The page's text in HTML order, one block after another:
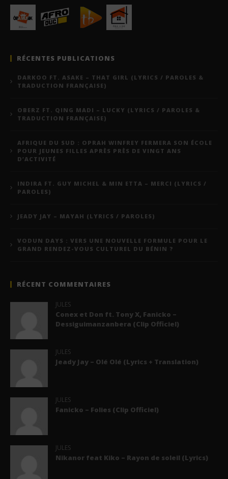
RÉCENTES PUBLICATIONS
DARKOO FT. ASAKE – THAT GIRL (LYRICS / PAROLES &
TRADUCTION FRANÇAISE)
OBERZ FT. QING MADI – LUCKY (LYRICS / PAROLES &
TRADUCTION FRANÇAISE)
AFRIQUE DU SUD : OPRAH WINFREY FERMERA SON ÉCOLE
POUR JEUNES FILLES APRÈS PRÈS DE VINGT ANS
D’ACTIVITÉ
INDIRA FT. GUY MICHEL & MIN ETTA – MERCI (LYRICS /
PAROLES)
JEADY JAY – MAYAH (LYRICS / PAROLES)
VODUN DAYS : VERS UNE NOUVELLE FORMULE POUR LE
GRAND RENDEZ-VOUS CULTUREL DU BÉNIN ?
RÉCENT COMMENTAIRES
JULES
Conex et Don ft. Tony X, Fanicko –
Dessiguimanzanbera (Clip Officiel)
JULES
Jeady Jay – Olé Olé (Lyrics + Translation)
JULES
Fanicko – Folies (Clip Officiel)
JULES
Nikanor feat Kiko – Rayon de soleil (Lyrics)